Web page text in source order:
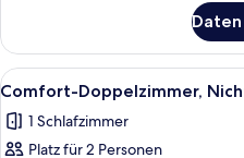
Einzelzimmer,
Nichtraucher,
Annex
Daten
Alle
Fotos
für
12
Comfort-Doppelzimmer,
1 Schlafzimmer
Platz für 2 Personen